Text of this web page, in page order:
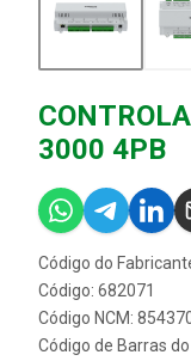
3000 4PB
Código do
Código: 682071
Código NCM:
Código de Barras